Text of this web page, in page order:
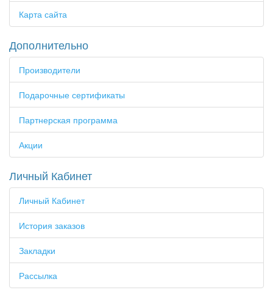
Карта сайта
Дополнительно
Производители
Подарочные сертификаты
Партнерская программа
Акции
Личный Кабинет
Личный Кабинет
История заказов
Закладки
Рассылка